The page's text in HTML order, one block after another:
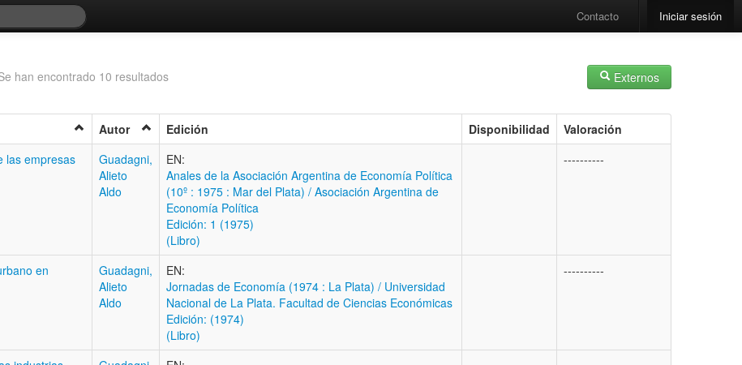
Contacto Iniciar sesión
Externos
han encontrado 10 resultados
Autor Edición Disponibilidad Valoración
las empresas
Guadagni,
Alieto
Aldo
EN:
Anales de la Asociación Argentina de Economía Política
(10º : 1975 : Mar del Plata) / Asociación Argentina de
Economía Política
Edición: 1 (1975)
(Libro)
----------
en
Guadagni,
Alieto
Aldo
EN:
Jornadas de Economía (1974 : La Plata) / Universidad
Nacional de La Plata. Facultad de Ciencias Económicas
Edición: (1974)
(Libro)
----------